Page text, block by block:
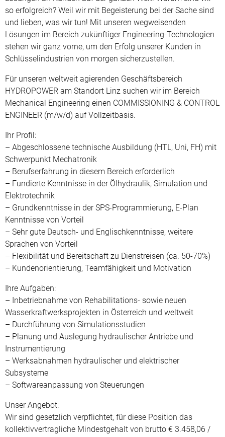
so erfolgreich? Weil wir mit Begeisterung bei der Sache sind
und lieben, was wir tun! Mit unseren wegweisenden
Lösungen im Bereich zukünftiger Engineering-Technologien
stehen wir ganz vorne, um den Erfolg unserer Kunden in
Schlüsselindustrien von morgen sicherzustellen.
Für unseren weltweit agierenden Geschäftsbereich
HYDROPOWER am Standort Linz suchen wir im Bereich
Mechanical Engineering einen COMMISSIONING & CONTROL
ENGINEER (m/w/d) auf Vollzeitbasis.
Ihr Profil:
– Abgeschlossene technische Ausbildung (HTL, Uni, FH) mit
Schwerpunkt Mechatronik
– Berufserfahrung in diesem Bereich erforderlich
– Fundierte Kenntnisse in der Ölhydraulik, Simulation und
Elektrotechnik
– Grundkenntnisse in der SPS-Programmierung, E-Plan
Kenntnisse von Vorteil
– Sehr gute Deutsch- und Englischkenntnisse, weitere
Sprachen von Vorteil
– Flexibilität und Bereitschaft zu Dienstreisen (ca. 50-70%)
– Kundenorientierung, Teamfähigkeit und Motivation
Ihre Aufgaben:
– Inbetriebnahme von Rehabilitations- sowie neuen
Wasserkraftwerksprojekten in Österreich und weltweit
– Durchführung von Simulationsstudien
– Planung und Auslegung hydraulischer Antriebe und
Instrumentierung
– Werksabnahmen hydraulischer und elektrischer
Subsysteme
– Softwareanpassung von Steuerungen
Unser Angebot:
Wir sind gesetzlich verpflichtet, für diese Position das
kollektivvertragliche Mindestgehalt von brutto € 3.458,06 /